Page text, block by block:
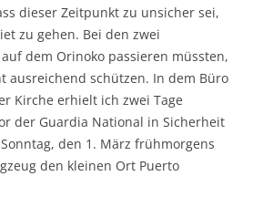
dieser Zeitpunkt zu unsicher sei,
zu gehen. Bei den zwei
dem Orinoko passieren müssten,
ausreichend schützen. In dem Büro
Kirche erhielt ich zwei Tage
der Guardia National in Sicherheit
den 1. März frühmorgens
den kleinen Ort Puerto